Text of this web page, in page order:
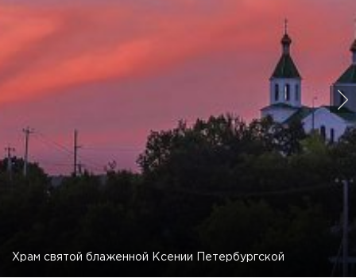
Храм святой блаженной Ксении Петербургской